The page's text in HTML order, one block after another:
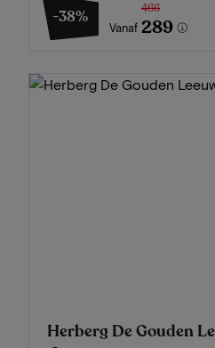
-38%
Vanaf
466
289
Herberg De Gouden